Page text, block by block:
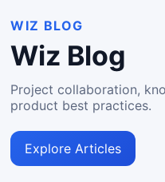
WIZ BLOG
Wiz Blog
Project collaboration,
product best practices.
Explore Articles